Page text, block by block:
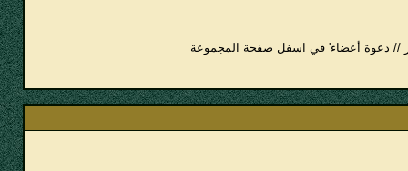
// دعوة أعضاء' في اسفل صفحة المجموعة